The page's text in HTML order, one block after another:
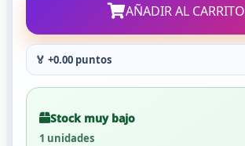
AÑADIR AL CARRITO
🏅 +0.00 puntos
Stock muy bajo
1 unidades